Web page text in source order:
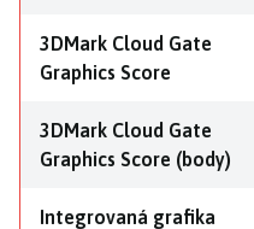
3DMark Cloud Gate
Graphics Score
3DMark Cloud Gate
Graphics Score (body)
Integrovaná grafika